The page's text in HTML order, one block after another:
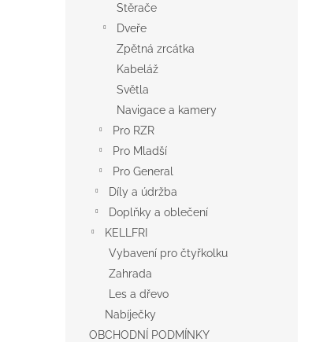
Stěrače
Dveře
Zpětná zrcátka
Kabeláž
Světla
Navigace a kamery
Pro RZR
Pro Mladší
Pro General
Díly a údržba
Doplňky a oblečení
KELLFRI
Vybavení pro čtyřkolku
Zahrada
Les a dřevo
Nabíječky
OBCHODNÍ PODMÍNKY